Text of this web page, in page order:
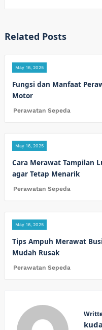
Related Posts
May 16, 2025
Fungsi dan Manfaat
Motor
Perawatan Sepeda
May 16, 2025
Cara Merawat Tampilan
agar Tetap Menarik
Perawatan Sepeda
May 16, 2025
Tips Ampuh Merawat
Mudah Rusak
Perawatan Sepeda